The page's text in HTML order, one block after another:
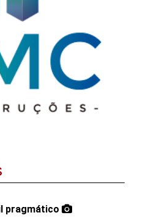
pragmático